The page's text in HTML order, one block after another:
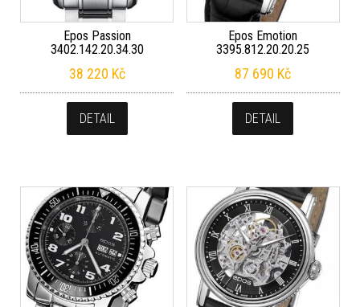
Epos Passion
3402.142.20.34.30
38 220 Kč
DETAIL
Epos Emotion
3395.812.20.20.25
87 690 Kč
DETAIL